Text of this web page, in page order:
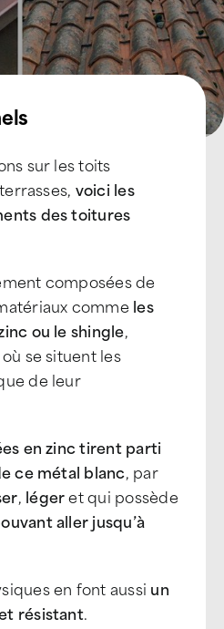
sur les toits
voici les
des toitures
composées de
comme les
ou le shingle,
se situent les
de leur
en zinc tirent parti
ce métal blanc, par
, légeret qui possède
aller jusqu’à
en font aussi un
résistant.